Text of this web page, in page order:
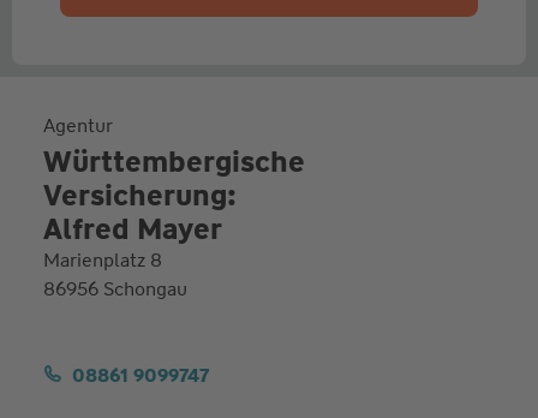
Agentur
Württembergische
Versicherung:
Alfred Mayer
Marienplatz 8
86956 Schongau
08861 9099747